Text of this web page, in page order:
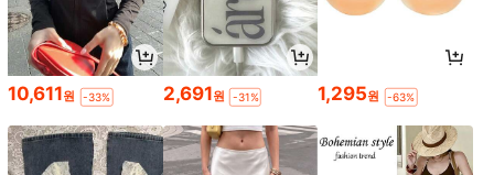
10,611원 -33% 2,691원 -31% 1,295원 -63%